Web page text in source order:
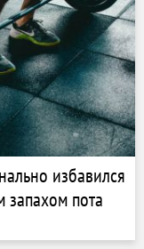
избавился
запахом пота